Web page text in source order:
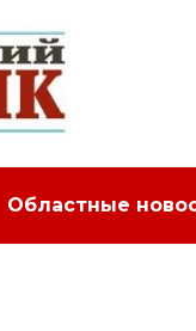
Областные